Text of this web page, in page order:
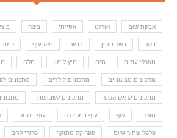
אבקת שום אורגנו אסייתי ביצה
בשר בשר טחון דבש חזה עוף כמון
מאכלי עמים מים מיץ לימון מלח
מתכונים טבעוניים מתכונים לילדים מתכונים
מתכונים לראש השנה מתכונים לשבועות
סוכר עוף עוף במרינדה עוף בתנור
פלפל שחור גרוס פפריקה מתוקה פרורי לחם